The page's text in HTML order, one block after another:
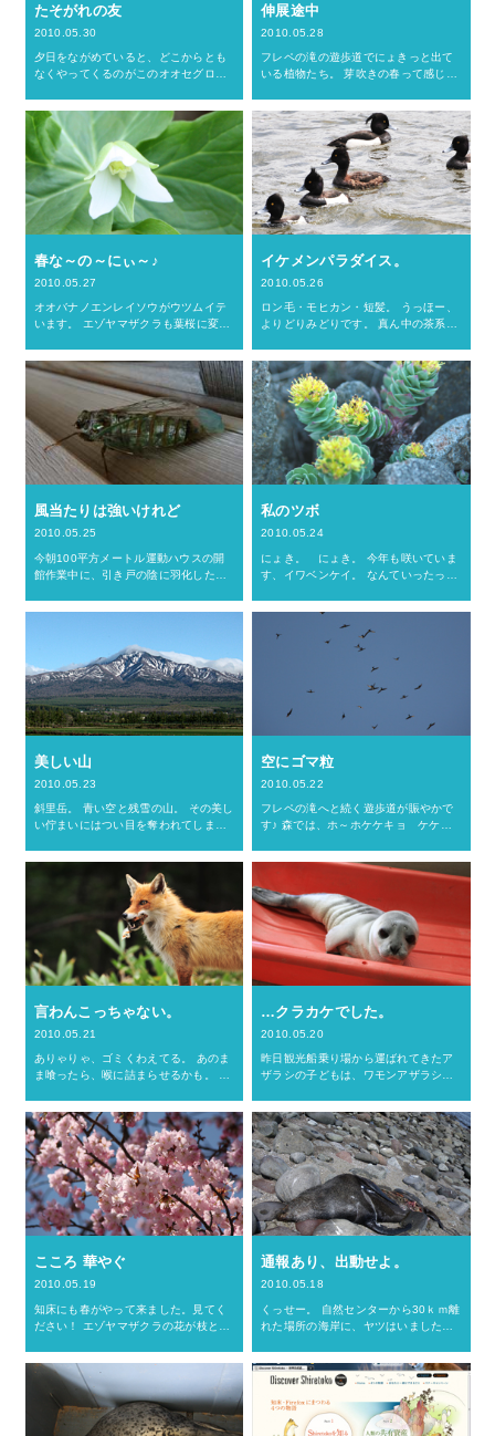
たそがれの友
2010.05.30
夕日をながめていると、どこからとも
なくやってくるのがこのオオセグロカ
いていたり。 ウトロの夕日は美しいも
のです。 一緒に眺めようで…
伸展途中
2010.05.28
フレペの滝の遊歩道でにょきっと出て
いる植物たち。 芽吹きの春って感じで
ビも後ろにちらっとみえるハンゴンソ
ウも。 いろいろと考える…
春な～の～にぃ～♪
2010.05.27
オオバナノエンレイソウがウツムイテ
います。 エゾヤマザクラも葉桜に変わ
さっ さぶい（寒い）んですぅぅぅ
ぅ。 最高気温が、…
イケメンパラダイス。
2010.05.26
ロン毛・モヒカン・短髪。 うっほー、
よりどりみどりです。 真ん中の茶系が
けなげです。 キンクロハジロです。 金
色の目ん玉。体は黒…
風当たりは強いけれど
2010.05.25
今朝100平方メートル運動ハウスの開
館作業中に、引き戸の陰に羽化したば
私のツボ
2010.05.24
にょき。 にょき。 今年も咲いていま
す、イワベンケイ。 なんていったって
も愛くるしい。うきゅっ。 今年も花を
愛でながら夕日にたそが…
美しい山
2010.05.23
斜里岳。 青い空と残雪の山。 その美し
い佇まいにはつい目を奪われてしまい
開きは6月27日(日)。 「今年も登らせ
ていただきます。」…
空にゴマ粒
2010.05.22
フレペの滝へと続く遊歩道が賑やかで
す♪ 森では、ホ～ホケケキョ ケケキ
タカナでは表せないヤツとか。 エゾヤ
マザクラの回りでは、マルハ…
言わんこっちゃない。
2010.05.21
ありゃりゃ、ゴミくわえてる。 あのま
ま喰ったら、喉に詰まらせるかも。 だ
も。 ゴミ置き場から強引に持ち去って
きたのかも。 実は、逆…
…クラカケでした。
2010.05.20
昨日観光船乗り場から運ばれてきたア
ザラシの子どもは、ワモンアザラシで
日とは別アングルの写真を載せまし
た。目の保養にお使いください…
こころ 華やぐ
2010.05.19
知床にも春がやって来ました。見てく
ださい！ エゾヤマザクラの花が枝とい
に表せませんっ！） とにかく、すご～
く綺麗に咲いています！…
通報あり、出動せよ。
2010.05.18
くっせー。 自然センターから30ｋｍ離
れた場所の海岸に、ヤツはいました。
トドです（オットセイかも）。 ヒグマ